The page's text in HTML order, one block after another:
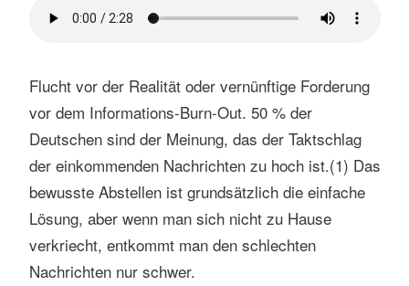
Flucht vor der Realität oder vernünftige Forderung
vor dem Informations-Burn-Out. 50 % der
Deutschen sind der Meinung, das der Taktschlag
der einkommenden Nachrichten zu hoch ist.(1) Das
bewusste Abstellen ist grundsätzlich die einfache
Lösung, aber wenn man sich nicht zu Hause
verkriecht, entkommt man den schlechten
Nachrichten nur schwer.